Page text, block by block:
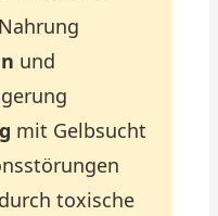
und
mit Gelbsucht
durch toxische